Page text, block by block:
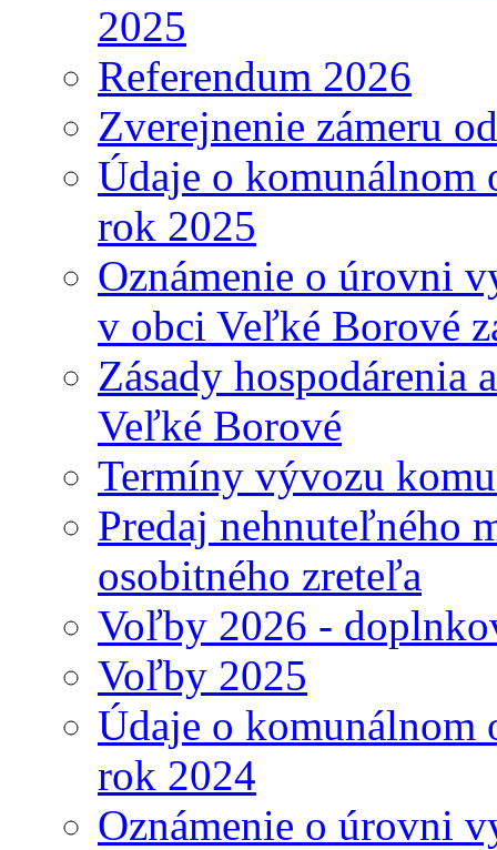
2025
Referendum 2026
Zverejnenie zámeru
Údaje o komunálnom
rok 2025
Oznámenie o úrovni
v obci Veľké Borové
Zásady hospodárenia
Veľké Borové
Termíny vývozu
Predaj nehnuteľného
osobitného zreteľa
Voľby 2026 -
Voľby 2025
Údaje o komunálnom
rok 2024
Oznámenie o úrovni